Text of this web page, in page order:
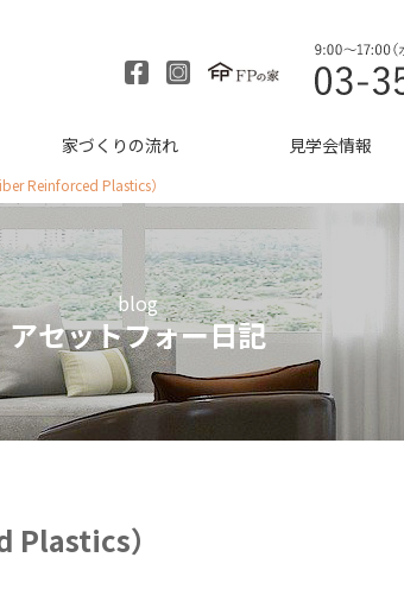
家づくりの流れ 見学会情報
Reinforced Plastics）
blog
アセットフォー日記
）